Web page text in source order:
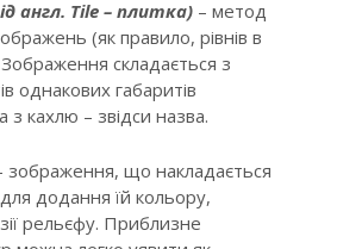
англ. Tile – плитка) – метод
(як правило, рівнів в
складається з
однакових габаритів
з кахлю – звідси назва.
зображення, що накладається
додання їй кольору,
рельєфу. Приблизне